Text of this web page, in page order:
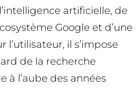
artificielle, de
Google et d’une
l’utilisateur, il s’impose
de la recherche
à l’aube des années